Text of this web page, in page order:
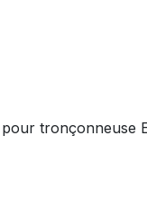
tronçonneuse